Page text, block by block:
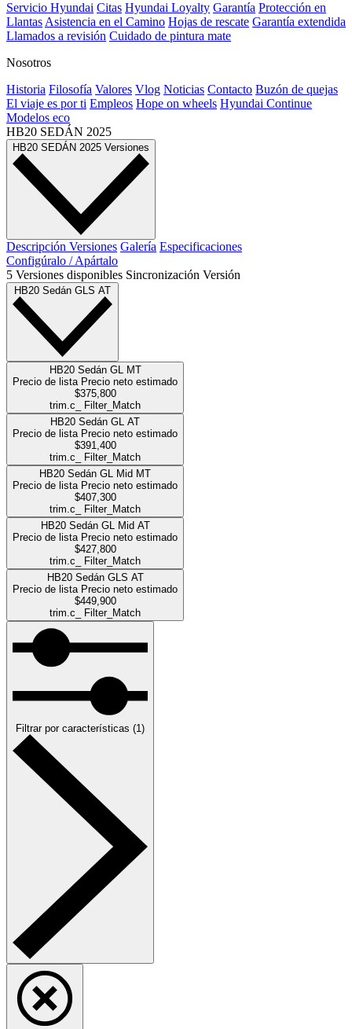
Servicio Hyundai Citas Hyundai Loyalty Garantía Protección en
Llantas Asistencia en el Camino Hojas de rescate Garantía extendida
Llamados a revisión Cuidado de pintura mate⁠
Nosotros
Historia Filosofía Valores Vlog Noticias Contacto Buzón de quejas
El viaje es por ti Empleos Hope on wheels Hyundai Continue
Modelos eco
HB20 SEDÁN 2025
HB20 SEDÁN 2025 Versiones
Descripción Versiones Galería Especificaciones
Configúralo / Apártalo
5 Versiones disponibles Sincronización Versión
HB20 Sedán GLS AT
HB20 Sedán GL MT
Precio de lista Precio neto estimado
$375,800
trim.c_ Filter_Match
HB20 Sedán GL AT
Precio de lista Precio neto estimado
$391,400
trim.c_ Filter_Match
HB20 Sedán GL Mid MT
Precio de lista Precio neto estimado
$407,300
trim.c_ Filter_Match
HB20 Sedán GL Mid AT
Precio de lista Precio neto estimado
$427,800
trim.c_ Filter_Match
HB20 Sedán GLS AT
Precio de lista Precio neto estimado
$449,900
trim.c_ Filter_Match
Filtrar por características (1)